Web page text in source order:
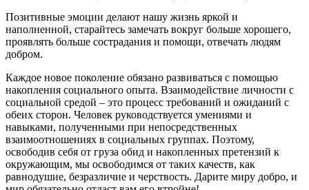
Позитивные эмоции делают нашу жизнь яркой и
наполненной, старайтесь замечать вокруг больше хорошего,
проявлять больше сострадания и помощи, отвечать людям
добром.
Каждое новое поколение обязано развиваться с помощью
накопления социального опыта. Взаимодействие личности с
социальной средой – это процесс требований и ожиданий с
обеих сторон. Человек руководствуется умениями и
навыками, полученными при непосредственных
взаимоотношениях в социальных группах. Поэтому,
освободив себя от груза обид и накопленных претензий к
окружающим, мы освободимся от таких качеств, как
равнодушие, безразличие и черствость. Дарите миру добро, и